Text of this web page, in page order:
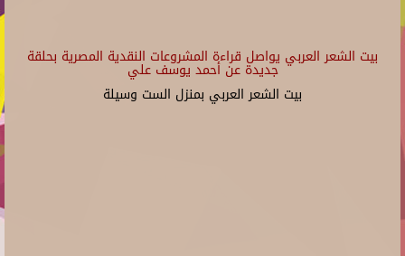
بيت الشعر العربي يواصل قراءة المشروعات النقدية المصرية بحلقة
جديدة عن أحمد يوسف علي
بيت الشعر العربي بمنزل الست وسيلة